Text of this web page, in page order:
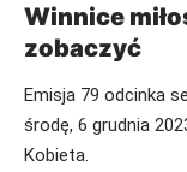
Winnice
zobaczyć
Emisja 79 odcinka
środę, 6 grudnia
Kobieta.